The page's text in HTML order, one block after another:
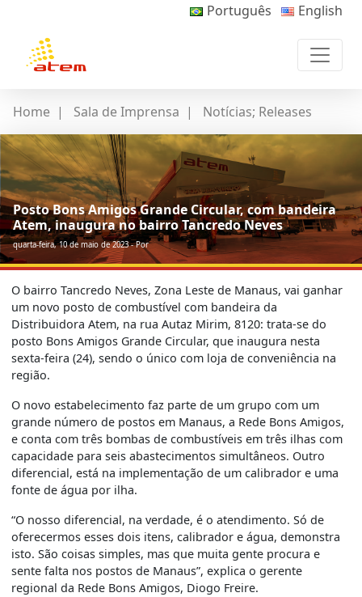
Português English
Home | Sala de Imprensa | Notícias; Releases
Posto Bons Amigos Grande Circular, com bandeira
Atem, inaugura no bairro Tancredo Neves
quarta-feira, 10 de maio de 2023 - Por
O bairro Tancredo Neves, Zona Leste de Manaus, vai ganhar
um novo posto de combustível com bandeira da
Distribuidora Atem, na rua Autaz Mirim, 8120: trata-se do
posto Bons Amigos Grande Circular, que inaugura nesta
sexta-feira (24), sendo o único com loja de conveniência na
região.
O novo estabelecimento faz parte de um grupo com um
grande número de postos em Manaus, a Rede Bons Amigos,
e conta com três bombas de combustíveis em três ilhas com
capacidade para seis abastecimentos simultâneos. Outro
diferencial, está na implementação de um calibrador e uma
fonte de água por ilha.
“O nosso diferencial, na verdade, é o atendimento. Só de
oferecermos esses dois itens, calibrador e água, demonstra
isto. São coisas simples, mas que muita gente procura e
sente falta nos postos de Manaus”, explica o gerente
regional da Rede Bons Amigos, Diogo Freire.